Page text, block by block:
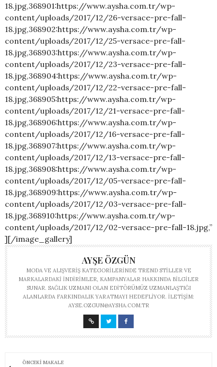
18.jpg,368901:https://www.aysha.com.tr/wp-
content/uploads/2017/12/26-versace-pre-fall-
18.jpg,368902:https://www.aysha.com.tr/wp-
content/uploads/2017/12/25-versace-pre-fall-
18.jpg,368903:https://www.aysha.com.tr/wp-
content/uploads/2017/12/23-versace-pre-fall-
18.jpg,368904:https://www.aysha.com.tr/wp-
content/uploads/2017/12/22-versace-pre-fall-
18.jpg,368905:https://www.aysha.com.tr/wp-
content/uploads/2017/12/21-versace-pre-fall-
18.jpg,368906:https://www.aysha.com.tr/wp-
content/uploads/2017/12/16-versace-pre-fall-
18.jpg,368907:https://www.aysha.com.tr/wp-
content/uploads/2017/12/13-versace-pre-fall-
18.jpg,368908:https://www.aysha.com.tr/wp-
content/uploads/2017/12/05-versace-pre-fall-
18.jpg,368909:https://www.aysha.com.tr/wp-
content/uploads/2017/12/03-versace-pre-fall-
18.jpg,368910:https://www.aysha.com.tr/wp-
content/uploads/2017/12/02-versace-pre-fall-18.jpg,”
][/image_gallery]
AYŞE ÖZGÜN
MODA VE ALIŞVERIŞ KATEGORILERINDE TREND STILLER VE
MARKALARDAKI INDIRIMLER, KAMPANYALAR HAKKINDA BILGILER
SUNAR. SAĞLIK UZMANI OLAN EDITÖRÜMÜZ UZMANLAŞTIĞI
ALANLARDA FARKINDALIK YARATMAYI HEDEFLIYOR. İLETIŞIM:
AYSE.OZGUN@AYSHA.COM.TR
ÖNCEKI MAKALE